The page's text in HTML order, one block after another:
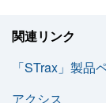
関連リンク
「STrax」製品
アクシス